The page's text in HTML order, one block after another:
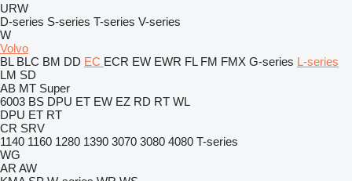
URW
D-series S-series T-series V-series
W
Volvo
BL BLC BM DD EC ECR EW EWR FL FM FMX G-series L-series
LM SD
AB MT Super
6003 BS DPU ET EW EZ RD RT WL
DPU ET RT
CR SRV
1140 1160 1280 1390 3070 3080 4080 T-series
WG
AR AW